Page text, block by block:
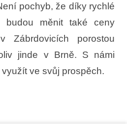
pochyb, že díky rychlé
budou měnit také ceny
Zábrdovicích porostou
jinde v Brně. S námi
ve svůj prospěch.